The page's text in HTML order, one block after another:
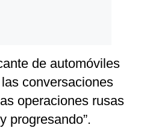
de automóviles
conversaciones
operaciones rusas
progresando”.